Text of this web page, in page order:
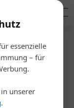
essenzielle
– für
unserer
.